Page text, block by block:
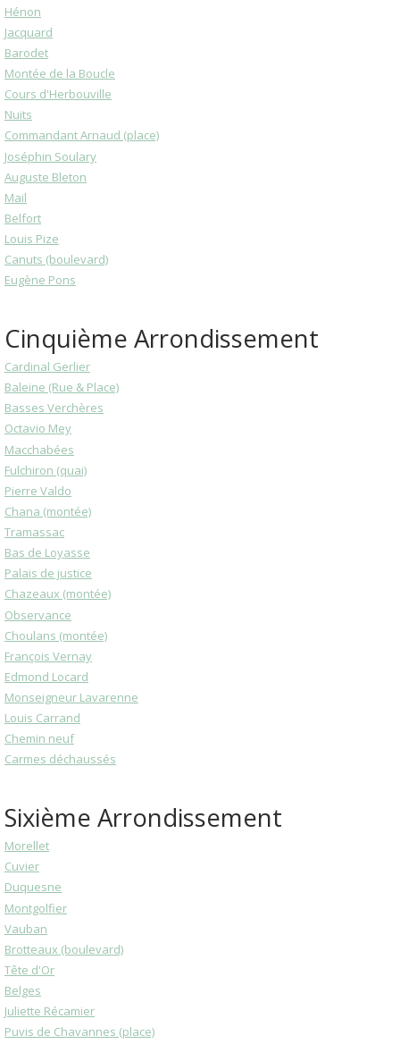
Hénon
Jacquard
Barodet
Montée de la Boucle
Cours d'Herbouville
Nuits
Commandant Arnaud (place)
Joséphin Soulary
Auguste Bleton
Mail
Belfort
Louis Pize
Canuts (boulevard)
Eugène Pons
Cinquième Arrondissement
Cardinal Gerlier
Baleine (Rue & Place)
Basses Verchères
Octavio Mey
Macchabées
Fulchiron (quai)
Pierre Valdo
Chana (montée)
Tramassac
Bas de Loyasse
Palais de justice
Chazeaux (montée)
Observance
Choulans (montée)
François Vernay
Edmond Locard
Monseigneur Lavarenne
Louis Carrand
Chemin neuf
Carmes déchaussés
Sixième Arrondissement
Morellet
Cuvier
Duquesne
Montgolfier
Vauban
Brotteaux (boulevard)
Tête d'Or
Belges
Juliette Récamier
Puvis de Chavannes (place)